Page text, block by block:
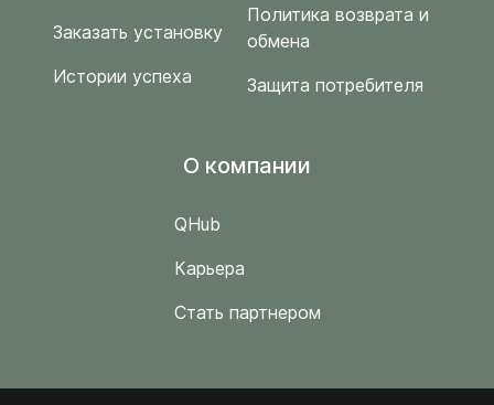
Заказать установку
Истории успеха
Политика возврата и
обмена
Защита потребителя
O компании
QHub
Карьера
Стать партнером